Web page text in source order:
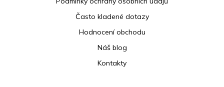
Často kladené dotazy
Hodnocení obchodu
Náš blog
Kontakty